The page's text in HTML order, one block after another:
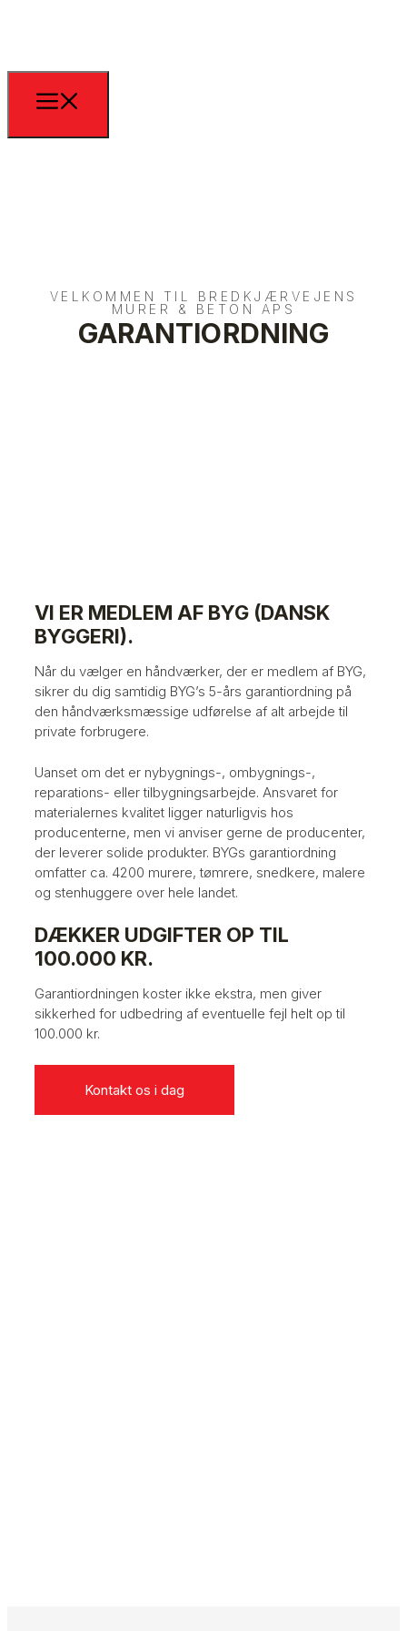
VELKOMMEN TIL BREDKJÆRVEJENS
MURER & BETON APS
GARANTIORDNING
VI ER MEDLEM AF BYG (DANSK
BYGGERI).
Når du vælger en håndværker, der er medlem af BYG,
sikrer du dig samtidig BYG’s 5-års garantiordning på
den håndværksmæssige udførelse af alt arbejde til
private forbrugere.​
Uanset om det er nybygnings-, ombygnings-,
reparations- eller tilbygningsarbejde. Ansvaret for
materialernes kvalitet ligger naturligvis hos
producenterne, men vi anviser gerne de producenter,
der leverer solide produkter. BYGs garantiordning
omfatter ca. 4200 murere, tømrere, snedkere, malere
og stenhuggere over hele landet.​​
DÆKKER UDGIFTER OP TIL
100.000 KR.
Garantiordningen koster ikke ekstra, men giver
sikkerhed for udbedring af eventuelle fejl helt op til
100.000 kr.
Kontakt os i dag